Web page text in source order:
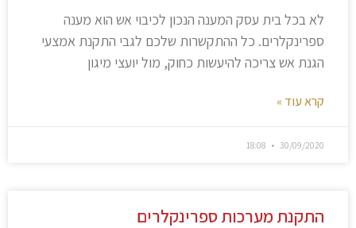
לא בכל בית עסק המענה הנכון לכיבוי אש הוא מענה
ספרינקלרים. כל ההתקשרות שלכם לגבי התקנת אמצעי
הגנת אש צריכה להיעשות כחוק, מול יועצי מיגון
קרא עוד »
30/09/2020
התקנת מערכות ספרינקלרים